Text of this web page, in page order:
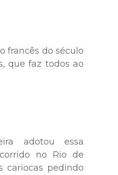
francês do século
que faz todos ao
adotou essa
no Rio de
cariocas pedindo